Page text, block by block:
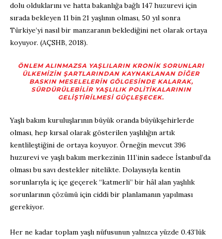
dolu olduklarını ve hatta bakanlığa bağlı 147 huzurevi için
sırada bekleyen 11 bin 21 yaşlının olması, 50 yıl sonra
Türkiye’yi nasıl bir manzaranın beklediğini net olarak ortaya
koyuyor. (AÇSHB, 2018).
ÖNLEM ALINMAZSA YAŞLILARIN KRONIK SORUNLARI
ÜLKEMIZIN ŞARTLARINDAN KAYNAKLANAN DIĞER
BASKIN MESELELERIN GÖLGESINDE KALARAK,
SÜRDÜRÜLEBILIR YAŞLILIK POLITIKALARININ
GELIŞTIRILMESI GÜÇLEŞECEK.
Yaşlı bakım kuruluşlarının büyük oranda büyükşehirlerde
olması, hep kırsal olarak gösterilen yaşlılığın artık
kentlileştiğini de ortaya koyuyor. Örneğin mevcut 396
huzurevi ve yaşlı bakım merkezinin 111’inin sadece İstanbul’da
olması bu savı destekler nitelikte. Dolayısıyla kentin
sorunlarıyla iç içe geçerek “katmerli” bir hâl alan yaşlılık
sorunlarının çözümü için ciddi bir planlamanın yapılması
gerekiyor.
Her ne kadar toplam yaşlı nüfusunun yalnızca yüzde 0.43’lük